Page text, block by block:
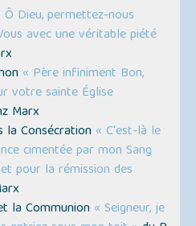
Ô Dieu, permettez-nous
avec une véritable piété
« Père infiniment Bon,
votre sainte Église
Marx
Consécration « C'est-là le
cimentée par mon Sang
pour la rémission des
la Communion « Seigneur, je